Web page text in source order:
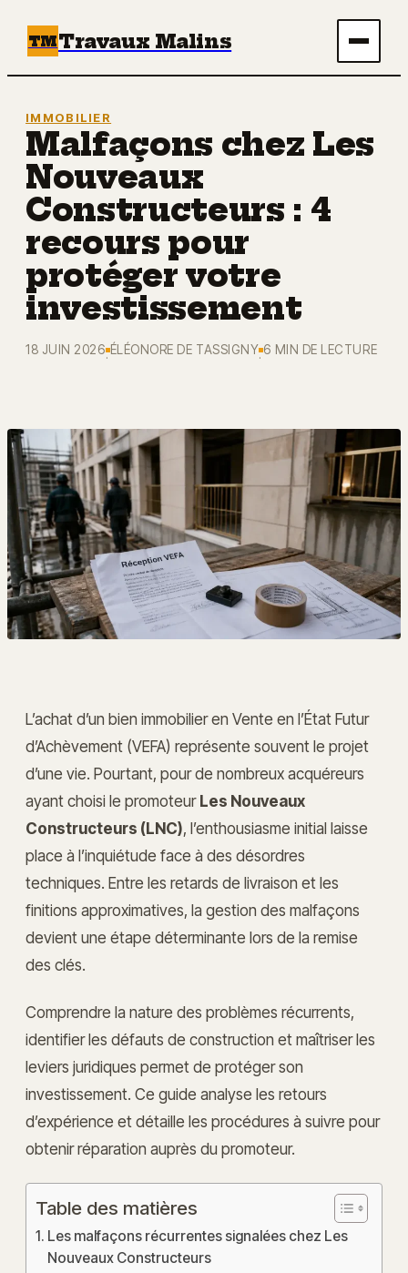
TMTravaux Malins
Bricolage
Immobilier
Écologie & Énergie
Déco
IMMOBILIER
Malfaçons chez Les
Nouveaux
Constructeurs : 4
recours pour
protéger votre
investissement
18 JUIN 2026
·
ÉLÉONORE DE TASSIGNY
·
6 MIN DE LECTURE
L’achat d’un bien immobilier en Vente en l’État Futur
d’Achèvement (VEFA) représente souvent le projet
d’une vie. Pourtant, pour de nombreux acquéreurs
ayant choisi le promoteurLes Nouveaux
Constructeurs (LNC), l’enthousiasme initial laisse
place à l’inquiétude face à des désordres
techniques. Entre les retards de livraison et les
finitions approximatives, la gestion des malfaçons
devient une étape déterminante lors de la remise
des clés.
Comprendre la nature des problèmes récurrents,
identifier les défauts de construction et maîtriser les
leviers juridiques permet de protéger son
investissement. Ce guide analyse les retours
d’expérience et détaille les procédures à suivre pour
obtenir réparation auprès du promoteur.
Table des matières
Les malfaçons récurrentes signalées chez Les
Nouveaux Constructeurs